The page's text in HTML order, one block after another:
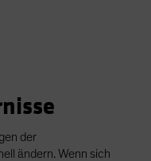
der
ändern. Wenn sich